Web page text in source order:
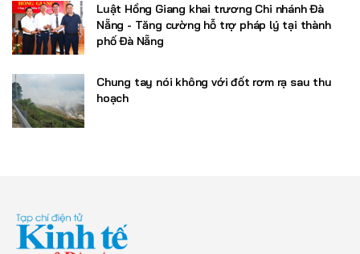
Luật Hồng Giang khai trương Chi nhánh Đà
Nẵng - Tăng cường hỗ trợ pháp lý tại thành
phố Đà Nẵng
Chung tay nói không với đốt rơm rạ sau thu
hoạch